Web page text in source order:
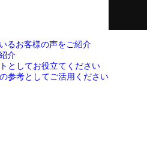
るお客様の声をご紹介
介
としてお役立てください
参考としてご活用ください